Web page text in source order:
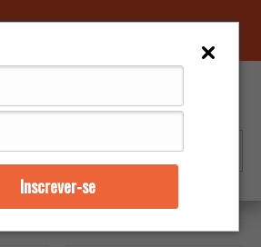
Inscrever-se